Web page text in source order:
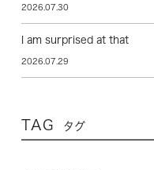
2026.07.30
I am surprised at that
2026.07.29
TAG タグ